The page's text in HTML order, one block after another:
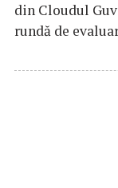
din Cloudul
rundă de